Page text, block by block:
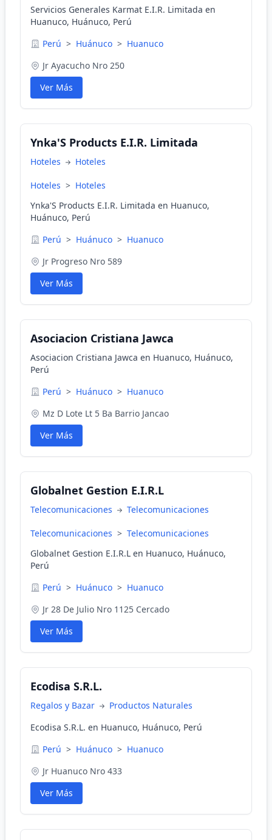
Servicios Generales Karmat E.I.R. Limitada en
Huanuco, Huánuco, Perú
Perú > Huánuco > Huanuco
Jr Ayacucho Nro 250
Ver Más
Ynka'S Products E.I.R. Limitada
Hoteles Hoteles
Hoteles > Hoteles
Ynka'S Products E.I.R. Limitada en Huanuco,
Huánuco, Perú
Perú > Huánuco > Huanuco
Jr Progreso Nro 589
Ver Más
Asociacion Cristiana Jawca
Asociacion Cristiana Jawca en Huanuco, Huánuco,
Perú
Perú > Huánuco > Huanuco
Mz D Lote Lt 5 Ba Barrio Jancao
Ver Más
Globalnet Gestion E.I.R.L
Telecomunicaciones Telecomunicaciones
Telecomunicaciones > Telecomunicaciones
Globalnet Gestion E.I.R.L en Huanuco, Huánuco,
Perú
Perú > Huánuco > Huanuco
Jr 28 De Julio Nro 1125 Cercado
Ver Más
Ecodisa S.R.L.
Regalos y Bazar
Productos Naturales
Ecodisa S.R.L. en Huanuco, Huánuco, Perú
Perú > Huánuco > Huanuco
Jr Huanuco Nro 433
Ver Más